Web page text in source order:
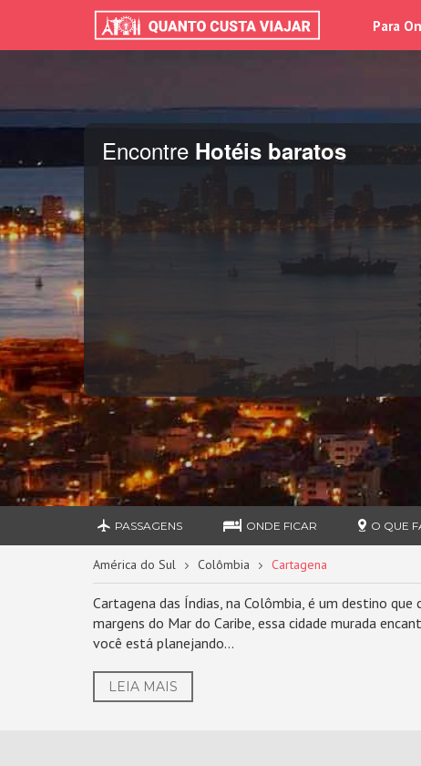
Para
Encontre Hotéis baratos
PASSAGENS ONDE FICAR O QUE
América do Sul Colômbia Cartagena
Cartagena das Índias, na Colômbia, é um destino
margens do Mar do Caribe, essa cidade murada
você está planejando...
LEIA MAIS